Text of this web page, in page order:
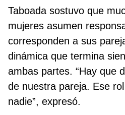
Taboada sostuvo que
mujeres asumen
corresponden a sus
dinámica que termina
ambas partes. “Hay que
de nuestra pareja. Ese
nadie”, expresó.